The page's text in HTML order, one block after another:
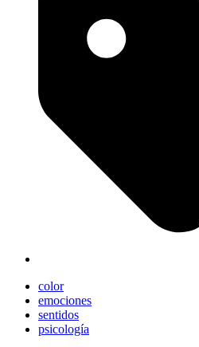
color
emociones
sentidos
psicología